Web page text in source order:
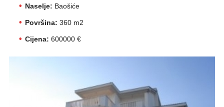
Naselje: Baošiće
Površina: 360 m2
Cijena: 600000 €